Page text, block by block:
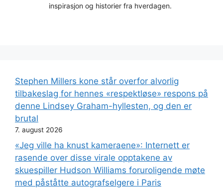
inspirasjon og historier fra hverdagen.
Stephen Millers kone står overfor alvorlig
tilbakeslag for hennes «respektløse» respons på
denne Lindsey Graham-hyllesten, og den er
brutal
7. august 2026
«Jeg ville ha knust kameraene»: Internett er
rasende over disse virale opptakene av
skuespiller Hudson Williams foruroligende møte
med påståtte autografselgere i Paris